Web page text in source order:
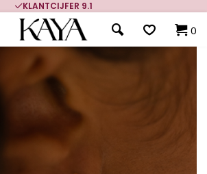
KLANTCIJFER 9.1
0